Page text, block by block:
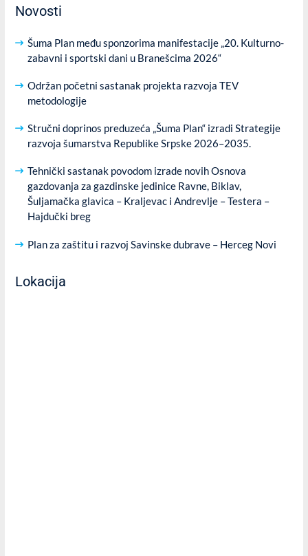
Novosti
Šuma Plan među sponzorima manifestacije „20. Kulturno-
zabavni i sportski dani u Branešcima 2026“
Održan početni sastanak projekta razvoja TEV
metodologije
Stručni doprinos preduzeća „Šuma Plan“ izradi Strategije
razvoja šumarstva Republike Srpske 2026–2035.
Tehnički sastanak povodom izrade novih Osnova
gazdovanja za gazdinske jedinice Ravne, Biklav,
Šuljamačka glavica – Kraljevac i Andrevlje – Testera –
Hajdučki breg
Plan za zaštitu i razvoj Savinske dubrave – Herceg Novi
Lokacija